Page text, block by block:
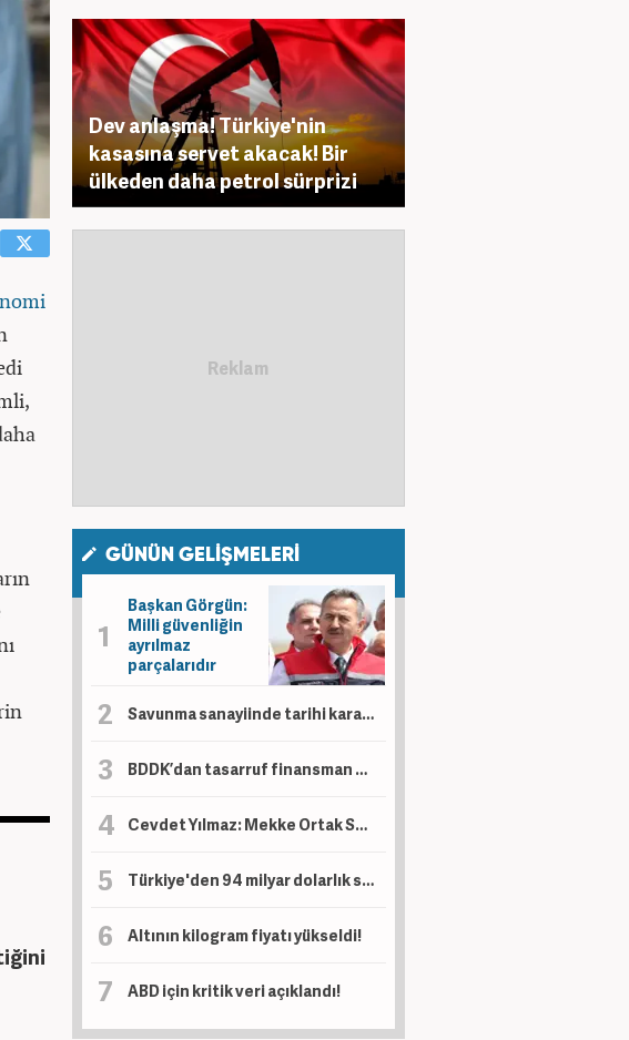
Dev anlaşma! Türkiye'nin
kasasına servet akacak! Bir
ülkeden daha petrol sürprizi
GÜNÜN GELİŞMELERİ
Başkan Görgün:
Milli güvenliğin
ayrılmaz
parçalarıdır
Savunma sanayiinde tarihi karar! İki dev milli motor için birleşiyor
BDDK’dan tasarruf finansman düzenlemesi! Taşıt, konut ve iş yerinde limitler değişti
Cevdet Yılmaz: Mekke Ortak Savunma Anlaşması tarihi bir adımdır
Türkiye'den 94 milyar dolarlık satış!
Altının kilogram fiyatı yükseldi!
ABD için kritik veri açıklandı!